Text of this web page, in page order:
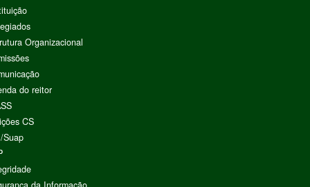
Organizacional
do reitor
CS
Suap